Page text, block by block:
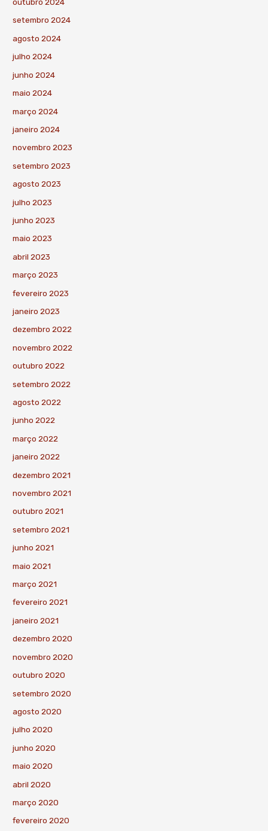
setembro 2024
agosto 2024
julho 2024
junho 2024
maio 2024
março 2024
janeiro 2024
novembro 2023
setembro 2023
agosto 2023
julho 2023
junho 2023
maio 2023
abril 2023
março 2023
fevereiro 2023
janeiro 2023
dezembro 2022
novembro 2022
outubro 2022
setembro 2022
agosto 2022
junho 2022
março 2022
janeiro 2022
dezembro 2021
novembro 2021
outubro 2021
setembro 2021
junho 2021
maio 2021
março 2021
fevereiro 2021
janeiro 2021
dezembro 2020
novembro 2020
outubro 2020
setembro 2020
agosto 2020
julho 2020
junho 2020
maio 2020
abril 2020
março 2020
fevereiro 2020